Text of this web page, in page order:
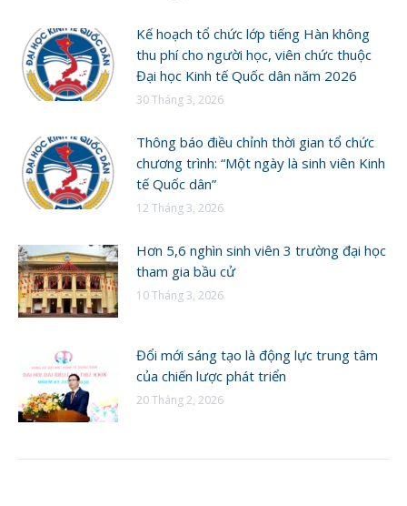
Kế hoạch tổ chức lớp tiếng Hàn không
thu phí cho người học, viên chức thuộc
Đại học Kinh tế Quốc dân năm 2026
30 Tháng 3, 2026
Thông báo điều chỉnh thời gian tổ chức
chương trình: “Một ngày là sinh viên Kinh
tế Quốc dân”
12 Tháng 3, 2026
Hơn 5,6 nghìn sinh viên 3 trường đại học
tham gia bầu cử
10 Tháng 3, 2026
Đổi mới sáng tạo là động lực trung tâm
của chiến lược phát triển
20 Tháng 2, 2026